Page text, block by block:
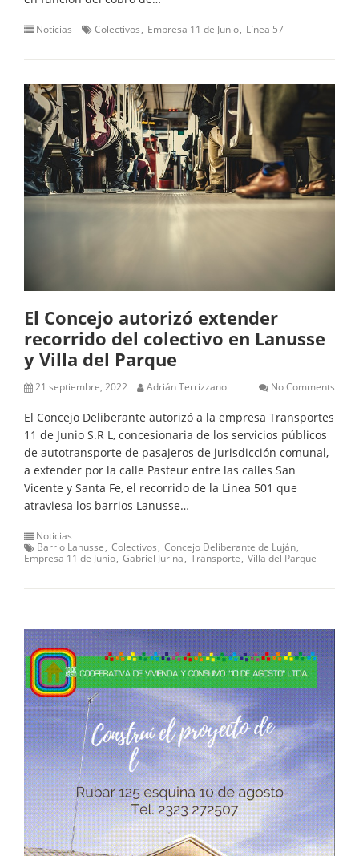
Noticias Colectivos Empresa 11 de Junio Línea 57
El Concejo autorizó extender
recorrido del colectivo en Lanusse
y Villa del Parque
21 septiembre, 2022 Adrián Terrizzano No Comments
El Concejo Deliberante autorizó a la empresa Transportes
11 de Junio S.R L, concesionaria de los servicios públicos
de autotransporte de pasajeros de jurisdicción comunal,
a extender por la calle Pasteur entre las calles San
Vicente y Santa Fe, el recorrido de la Linea 501 que
atraviesa los barrios Lanusse…
Noticias
Barrio Lanusse Colectivos Concejo Deliberante de Luján
Empresa 11 de Junio Gabriel Jurina Transporte Villa del Parque